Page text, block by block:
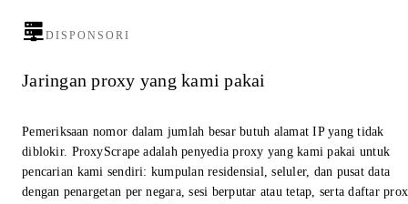
DISPONSORI
Jaringan proxy yang kami pakai
Pemeriksaan nomor dalam jumlah besar butuh alamat IP yang tidak
diblokir. ProxyScrape adalah penyedia proxy yang kami pakai untuk
pencarian kami sendiri: kumpulan residensial, seluler, dan pusat data
dengan penargetan per negara, sesi berputar atau tetap, serta daftar